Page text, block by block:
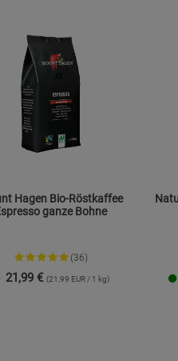
Hagen Bio-Röstkaffee
ganze Bohne
(36)
21,99 € (21,99 EUR / 1 kg)